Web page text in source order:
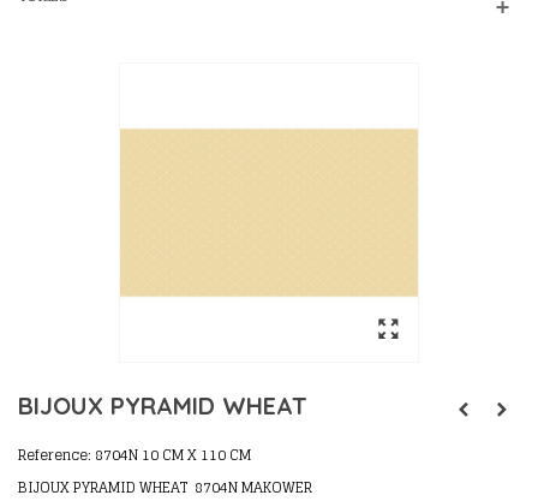
BIJOUX PYRAMID WHEAT
Reference: 8704N 10 CM X 110 CM
BIJOUX PYRAMID WHEAT 8704N MAKOWER